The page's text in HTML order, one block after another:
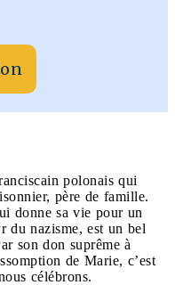
polonais qui
père de famille.
donne sa vie pour un
nazisme, est un bel
son don suprême à
de Marie, c’est
célébrons.